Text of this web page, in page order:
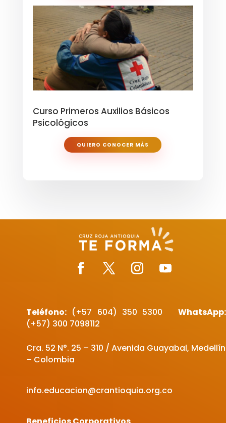
Curso Primeros Auxilios Básicos
Psicológicos
QUIERO CONOCER MÁS
Teléfono: (+57 604) 350 5300
WhatsApp:
(+57) 300 7098112
Cra. 52 N°. 25 – 310 / Avenida Guayabal, Medellín
– Colombia
info.educacion@crantioquia.org.co